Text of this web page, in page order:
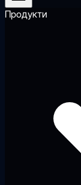
Продукти